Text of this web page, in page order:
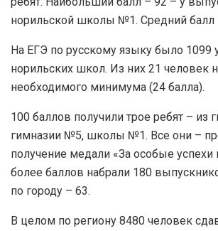
норильской школы №1. Средний балл
На ЕГЭ по русскому языку было 1099
норильских школ. Из них 21 человек
необходимого минимума (24 балла).
100 баллов получили трое ребят – из
гимназии №5, школы №1. Все они –
получение медали «За особые успехи
более баллов набрали 180
по городу – 63.
В целом по региону 8480 человек